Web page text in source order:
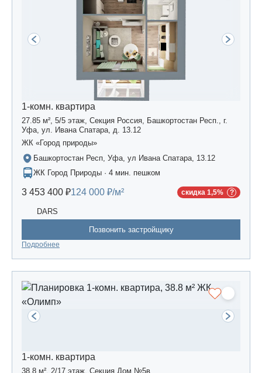
1-комн. квартира
27.85 м², 5/5 этаж, Секция Россия, Башкортостан Респ., г.
Уфа, ул. Ивана Спатара, д. 13.12
ЖК «Город природы»
Башкортостан Респ, Уфа, ул Ивана Спатара, 13.12
ЖК Город Природы · 4 мин. пешком
3 453 400 ₽124 000 ₽/м² скидка 1,5%
DARS
Позвонить застройщику
Подробнее
1-комн. квартира
38.8 м², 2/17 этаж, Секция Дом №5в